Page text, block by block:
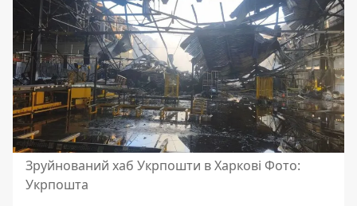
Зруйнований хаб Укрпошти в Харкові Фото:
Укрпошта